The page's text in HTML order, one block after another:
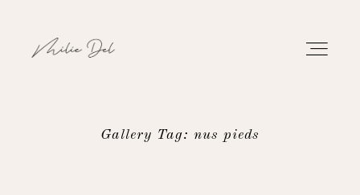
Gallery Tag: nus pieds